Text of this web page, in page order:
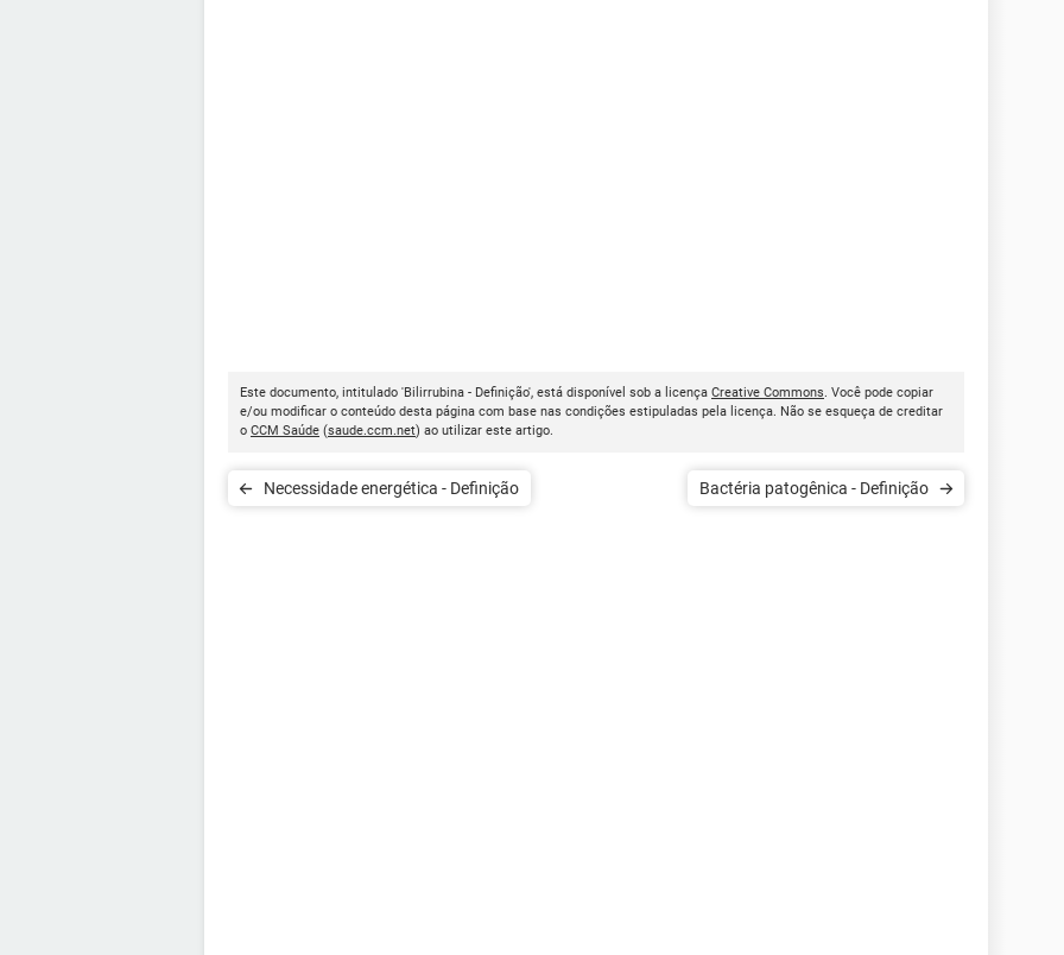
Este documento, intitulado 'Bilirrubina - Definição', está disponível sob a licença Creative Commons. Você pode copiar
e/ou modificar o conteúdo desta página com base nas condições estipuladas pela licença. Não se esqueça de creditar
o CCM Saúde (saude.ccm.net) ao utilizar este artigo.
Necessidade energética - Definição Bactéria patogênica - Definição